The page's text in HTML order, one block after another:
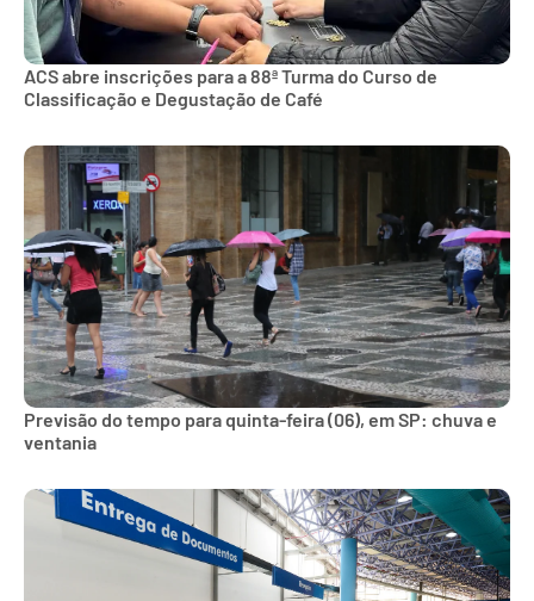
ACS abre inscrições para a 88ª Turma do Curso de
Classificação e Degustação de Café
Previsão do tempo para quinta-feira (06), em SP: chuva e
ventania